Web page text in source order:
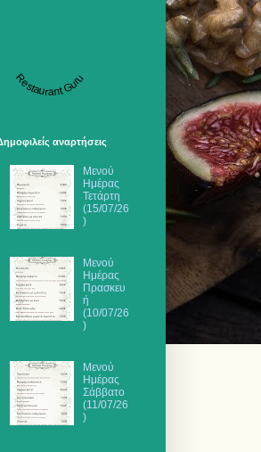
Restaurant Guru
αναρτήσεις
Μενού
Ημέρας
Τετάρτη
(15/07/26
)
Μενού
Ημέρας
Πρασκευ
ή
(10/07/26
)
Μενού
Ημέρας
Σάββατο
(11/07/26
)